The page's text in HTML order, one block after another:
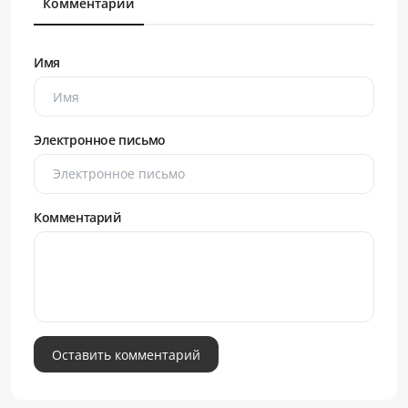
Имя
Электронное письмо
Комментарий
Оставить комментарий